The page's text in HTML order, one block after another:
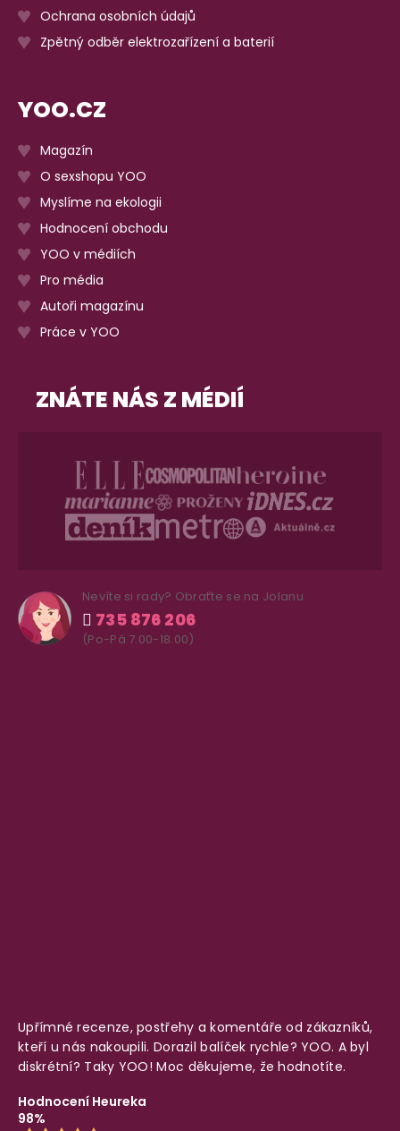
Ochrana osobních údajů
Zpětný odběr elektrozařízení a baterií
YOO.CZ
Magazín
O sexshopu YOO
Myslíme na ekologii
Hodnocení obchodu
YOO v médiích
Pro média
Autoři magazínu
Práce v YOO
ZNÁTE NÁS Z MÉDIÍ
Nevíte si rady? Obraťte se na Jolanu
735 876 206
(Po-Pá 7.00-18.00)
Upřímné recenze, postřehy a komentáře od zákazníků,
kteří u nás nakoupili. Dorazil balíček rychle? YOO. A byl
diskrétní? Taky YOO! Moc děkujeme, že hodnotíte.
Hodnocení Heureka
98%